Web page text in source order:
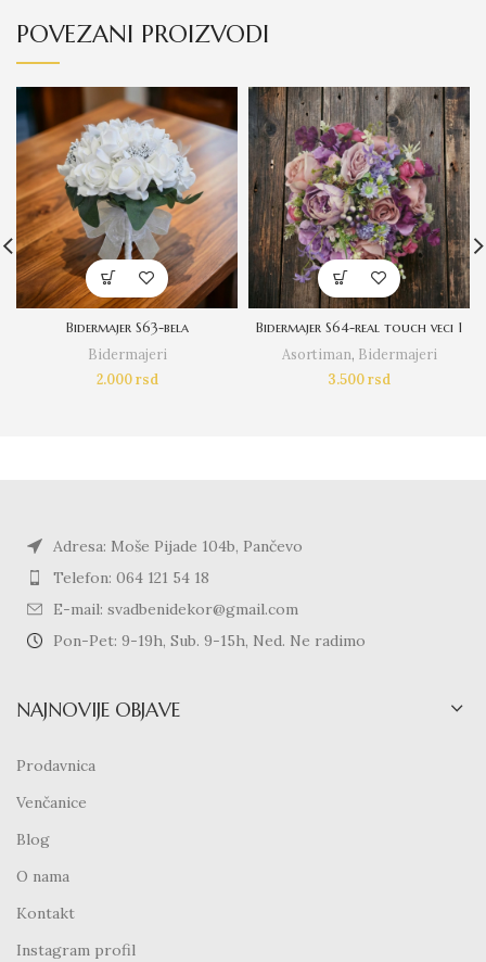
POVEZANI PROIZVODI
Bidermajer S63-bela
Bidermajeri
2.000rsd
Bidermajer S64-real touch veci 1
Asortiman, Bidermajeri
3.500rsd
Adresa: Moše Pijade 104b, Pančevo
Telefon: 064 121 54 18
E-mail: svadbenidekor@gmail.com
Pon-Pet: 9-19h, Sub. 9-15h, Ned. Ne radimo
NAJNOVIJE OBJAVE
Prodavnica
Venčanice
Blog
O nama
Kontakt
Instagram profil